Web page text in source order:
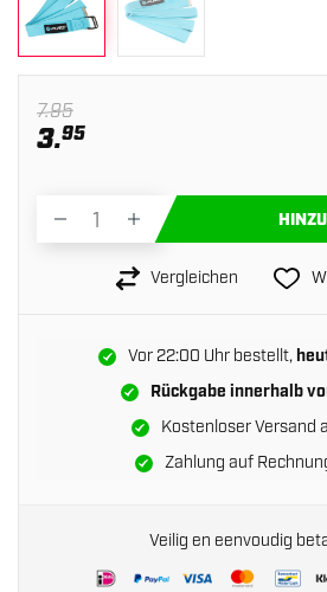
7.95
3.95
Vergleichen
Vor 22:00 Uhr bestellt,
Rückgabe innerhalb
Kostenloser Versand
Zahlung auf
Veilig en eenvoudig